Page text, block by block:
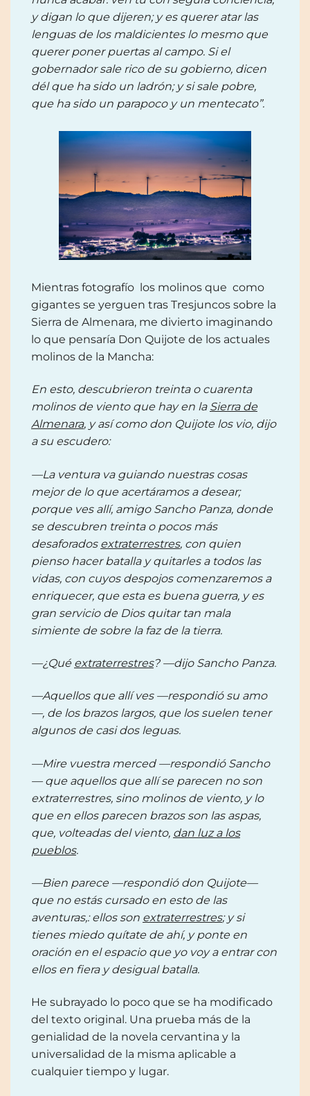
y digan lo que dijeren; y es querer atar las
lenguas de los maldicientes lo mesmo que
querer poner puertas al campo. Si el
gobernador sale rico de su gobierno, dicen
dél que ha sido un ladrón; y si sale pobre,
que ha sido un parapoco y un mentecato”.
Mientras fotografío los molinos que como
gigantes se yerguen tras Tresjuncos sobre la
Sierra de Almenara, me divierto imaginando
lo que pensaría Don Quijote de los actuales
molinos de la Mancha:
En esto, descubrieron treinta o cuarenta
molinos de viento que hay en la Sierra de
Almenara, y así como don Quijote los vio, dijo
a su escudero:
—La ventura va guiando nuestras cosas
mejor de lo que acertáramos a desear;
porque ves allí, amigo Sancho Panza, donde
se descubren treinta o pocos más
desaforados extraterrestres, con quien
pienso hacer batalla y quitarles a todos las
vidas, con cuyos despojos comenzaremos a
enriquecer, que esta es buena guerra, y es
gran servicio de Dios quitar tan mala
simiente de sobre la faz de la tierra.
—¿Qué extraterrestres? —dijo Sancho Panza.
—Aquellos que allí ves —respondió su amo
—, de los brazos largos, que los suelen tener
algunos de casi dos leguas.
—Mire vuestra merced —respondió Sancho
— que aquellos que allí se parecen no son
extraterrestres, sino molinos de viento, y lo
que en ellos parecen brazos son las aspas,
que, volteadas del viento, dan luz a los
pueblos.
—Bien parece —respondió don Quijote—
que no estás cursado en esto de las
aventuras,: ellos son extraterrestres; y si
tienes miedo quítate de ahí, y ponte en
oración en el espacio que yo voy a entrar con
ellos en fiera y desigual batalla.
He subrayado lo poco que se ha modificado
del texto original. Una prueba más de la
genialidad de la novela cervantina y la
universalidad de la misma aplicable a
cualquier tiempo y lugar.